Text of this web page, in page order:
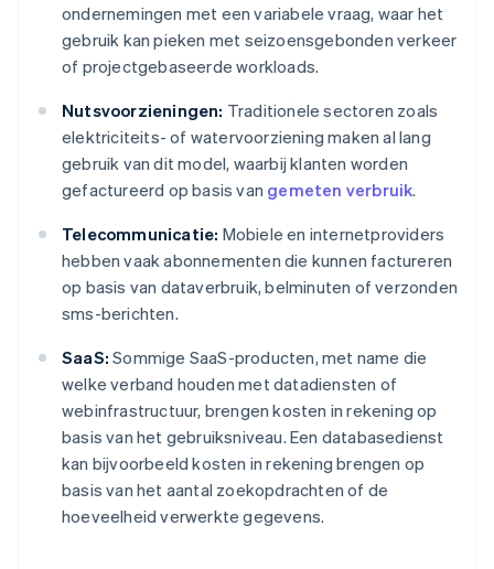
ondernemingen met een variabele vraag, waar het
gebruik kan pieken met seizoensgebonden verkeer
of projectgebaseerde workloads.
Nutsvoorzieningen: Traditionele sectoren zoals
elektriciteits- of watervoorziening maken al lang
gebruik van dit model, waarbij klanten worden
gefactureerd op basis van gemeten verbruik.
Telecommunicatie: Mobiele en internetproviders
hebben vaak abonnementen die kunnen factureren
op basis van dataverbruik, belminuten of verzonden
sms-berichten.
SaaS: Sommige SaaS-producten, met name die
welke verband houden met datadiensten of
webinfrastructuur, brengen kosten in rekening op
basis van het gebruiksniveau. Een databasedienst
kan bijvoorbeeld kosten in rekening brengen op
basis van het aantal zoekopdrachten of de
hoeveelheid verwerkte gegevens.